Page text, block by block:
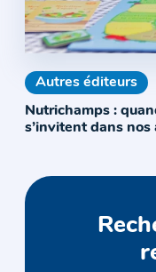
Autres éditeurs
Nutrichamps :
s’invitent dans